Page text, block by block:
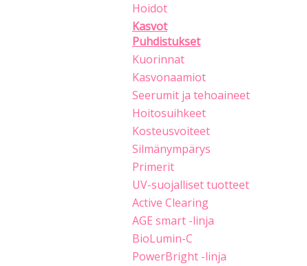
Hoidot
Kasvot
Puhdistukset
Kuorinnat
Kasvonaamiot
Seerumit ja tehoaineet
Hoitosuihkeet
Kosteusvoiteet
Silmänympärys
Primerit
UV-suojalliset tuotteet
Active Clearing
AGE smart -linja
BioLumin-C
PowerBright -linja